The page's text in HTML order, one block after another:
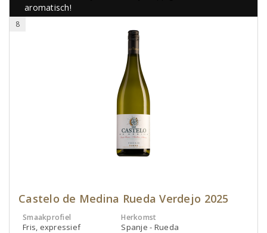
aromatisch!
8
Castelo de Medina Rueda Verdejo 2025
Smaakprofiel
Fris, expressief
Herkomst
Spanje - Rueda